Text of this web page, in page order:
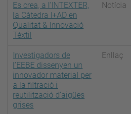
Es crea, a l'INTEXTER,
la Càtedra I+AD en
Qualitat & Innovació
Tèxtil
Notícia
Investigadors de
l’EEBE dissenyen un
innovador material per
a la filtració i
reutilització d’aigües
grises
Enllaç